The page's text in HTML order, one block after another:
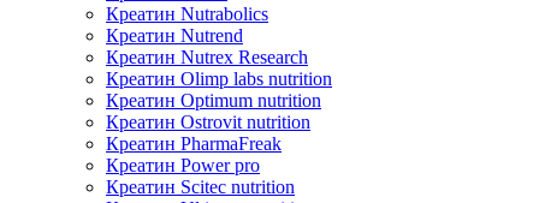
Креатин Nutrabolics
Креатин Nutrend
Креатин Nutrex Research
Креатин Olimp labs nutrition
Креатин Optimum nutrition
Креатин Ostrovit nutrition
Креатин PharmaFreak
Креатин Power pro
Креатин Scitec nutrition